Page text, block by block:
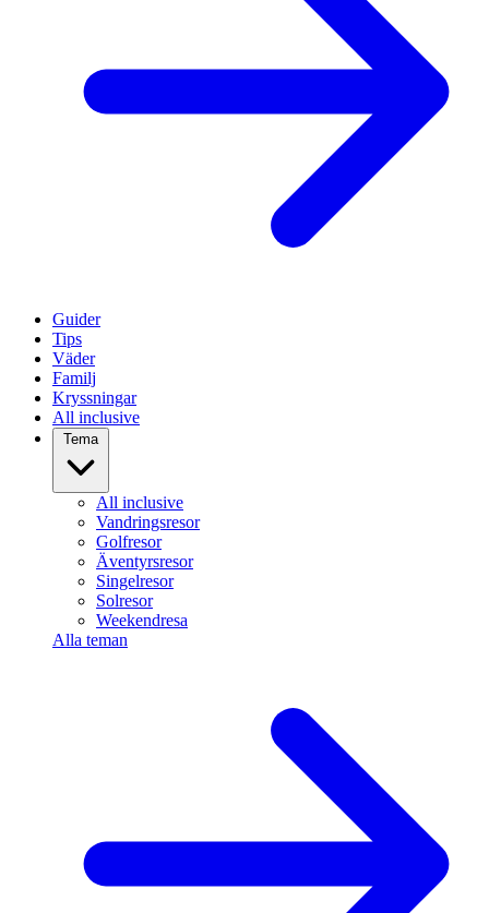
Guider
Tips
Väder
Familj
Kryssningar
All inclusive
Tema
All inclusive
Vandringsresor
Golfresor
Äventyrsresor
Singelresor
Solresor
Weekendresa
Alla teman